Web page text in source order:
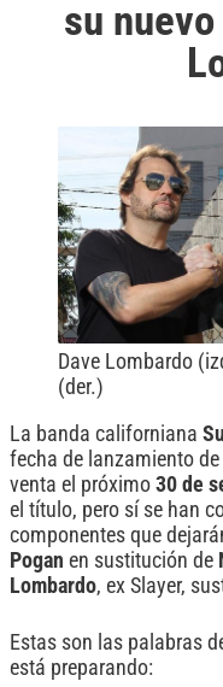
su
Dave Lombardo
(der.)
La banda californiana
fecha de lanzamiento
venta el próximo 30 de
el título, pero sí se han
componentes que
Pogan en sustitución de
Lombardo, ex Slayer,
Estas son las palabras
está preparando: